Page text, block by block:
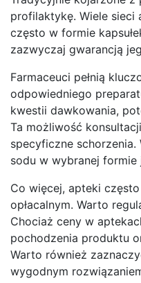
profilaktykę. Wiele sieci
często w formie
zazwyczaj gwarancją
Farmaceuci pełnią
odpowiedniego
kwestii dawkowania,
Ta możliwość
specyficzne
sodu w wybranej
Co więcej, apteki
opłacalnym. Warto
Chociaż ceny w
pochodzenia produktu
Warto również
wygodnym